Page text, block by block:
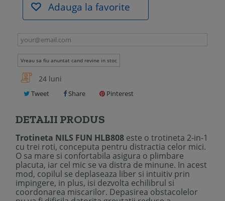
Adauga la favorite
Vreau sa fiu anuntat cand revine in stoc
24 luni
Tweet Share Pinterest
DETALII PRODUS
Trotineta NILS FUN HLB808 este o trotineta 2-in-1
cu trei roti, conceputa pentru distractia celor mici.
O sa mare si confortabila asigura o plimbare
placuta, iar cel mic se va distra de minune. In acest
mod, copilul se deplaseaza liber si intuitiv prin
impingere, in plus, isi dezvolta echilibrul si
coordonarea miscarilor. Depasirea obstacolelor